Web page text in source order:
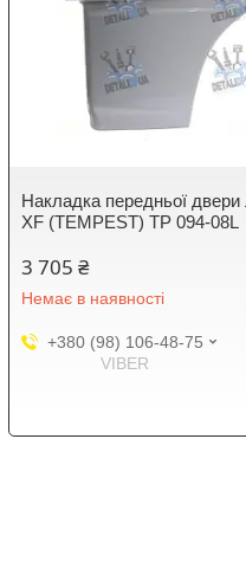
Накладка передньої двери
XF (TEMPEST) TP 094-08L
3 705 ₴
Немає в наявності
+380 (98) 106-48-75
VIBER